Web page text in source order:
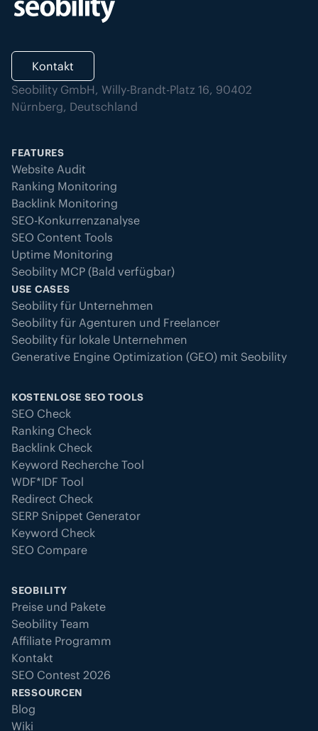
Kontakt
Seobility GmbH, Willy-Brandt-Platz 16, 90402
Nürnberg, Deutschland
FEATURES
Website Audit
Ranking Monitoring
Backlink Monitoring
SEO-Konkurrenzanalyse
SEO Content Tools
Uptime Monitoring
Seobility MCP (Bald verfügbar)
USE CASES
Seobility für Unternehmen
Seobility für Agenturen und Freelancer
Seobility für lokale Unternehmen
Generative Engine Optimization (GEO) mit Seobility
KOSTENLOSE SEO TOOLS
SEO Check
Ranking Check
Backlink Check
Keyword Recherche Tool
WDF*IDF Tool
Redirect Check
SERP Snippet Generator
Keyword Check
SEO Compare
SEOBILITY
Preise und Pakete
Seobility Team
Affiliate Programm
Kontakt
SEO Contest 2026
RESSOURCEN
Blog
Wiki